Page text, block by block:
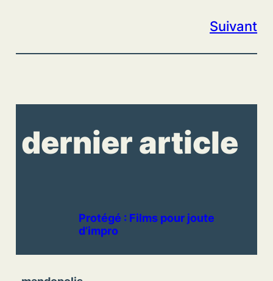
Suivant
dernier article
Protégé : Films pour joute
d’impro